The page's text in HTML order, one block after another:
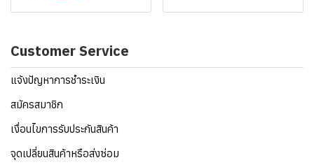
Customer Service
แจ้งปัญหาการชำระเงิน
สมัครสมาชิก
เงื่อนไขการรับประกันสินค้า
จุดเปลี่ยนสินค้าหรือส่งซ่อม